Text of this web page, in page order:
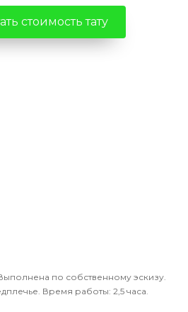
стоимость тату
по собственному эскизу.
Время работы: 2,5 часа.